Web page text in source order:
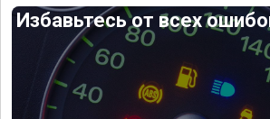
Избавьтесь от всех